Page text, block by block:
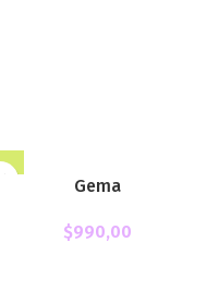
Gema
$990,00